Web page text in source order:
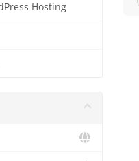
Hosting